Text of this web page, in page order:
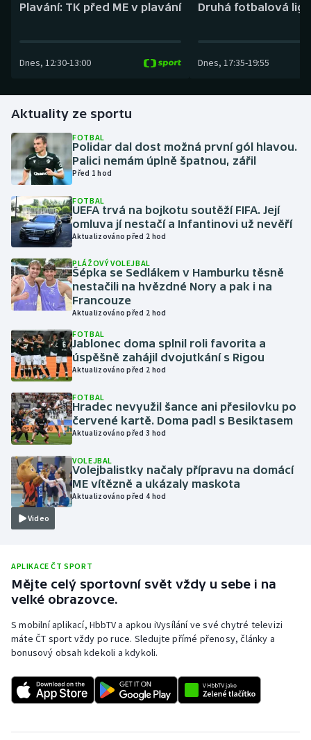
Golf
Gymnastika
Házená
Jezdectví
Judo
Krasobruslení
Lyže a snowboard
Moderní pětiboj
Motorsport
Parasport
Plavání
Ragby
Rychlobruslení
Rychlostní kanoistika
Short track
Plavání: TK před ME v plavání
Dnes, 12:30-13:00
Druhá fotbalová
Dnes, 17:35-19:55
Aktuality ze sportu
FOTBAL
Polidar dal dost možná první gól hlavou.
Palici nemám úplně špatnou, zářil
Před 1 hod
FOTBAL
UEFA trvá na bojkotu soutěží FIFA. Její
omluva jí nestačí a Infantinovi už nevěří
Aktualizováno před 2 hod
PLÁŽOVÝ VOLEJBAL
Šépka se Sedlákem v Hamburku těsně
nestačili na hvězdné Nory a pak i na
Francouze
Aktualizováno před 2 hod
FOTBAL
Jablonec doma splnil roli favorita a
úspěšně zahájil dvojutkání s Rigou
Aktualizováno před 2 hod
FOTBAL
Hradec nevyužil šance ani přesilovku po
červené kartě. Doma padl s Besiktasem
Aktualizováno před 3 hod
Video
VOLEJBAL
Volejbalistky načaly přípravu na domácí
ME vítězně a ukázaly maskota
Aktualizováno před 4 hod
APLIKACE ČT SPORT
Mějte celý sportovní svět vždy u sebe i na
velké obrazovce.
S mobilní aplikací, HbbTV a apkou iVysílání ve své chytré televizi
máte ČT sport vždy po ruce. Sledujte přímé přenosy, články a
bonusový obsah kdekoli a kdykoli.